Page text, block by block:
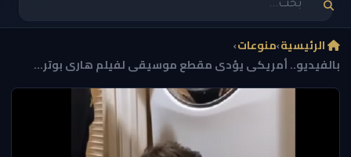
الرئيسية›منوعات›
بالفيديو.. أمريكى يؤدى مقطع موسيقى لفيلم هارى بوتر...